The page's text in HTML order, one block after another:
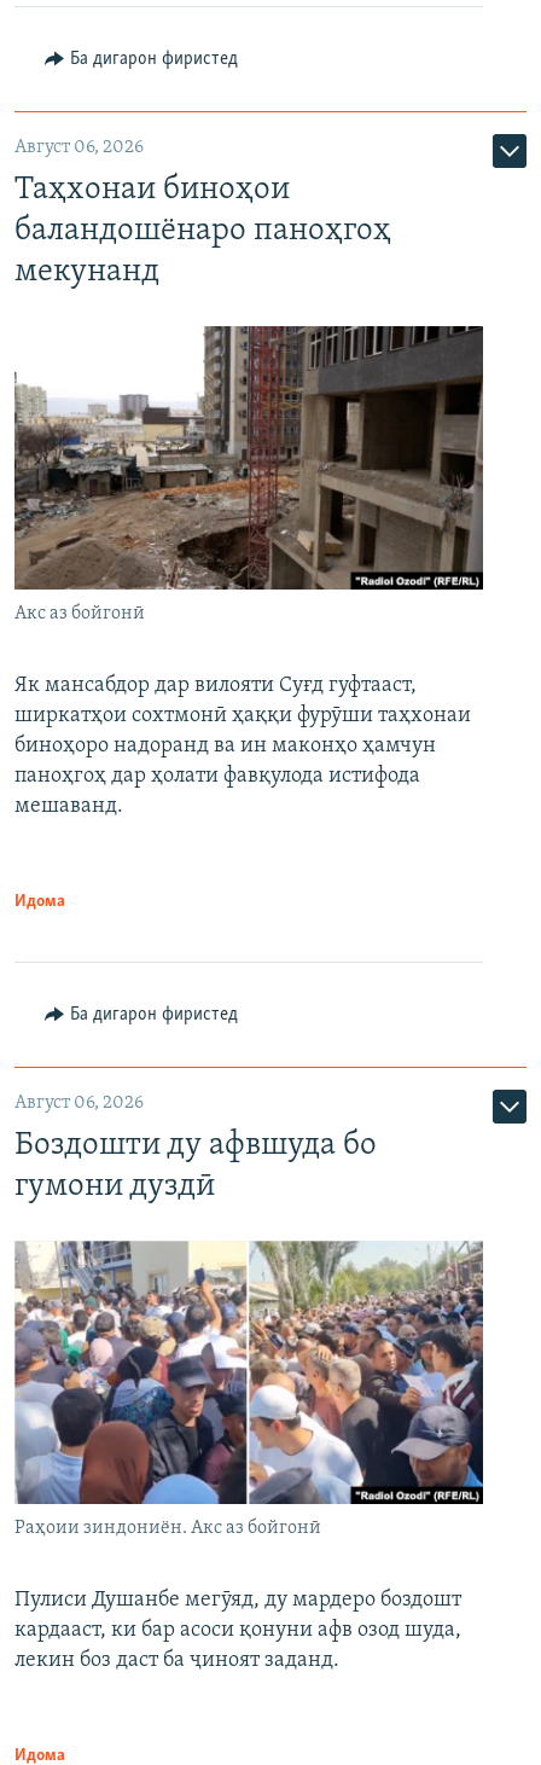
Ба дигарон фиристед
Август 06, 2026
Таҳхонаи биноҳои
баландошёнаро паноҳгоҳ
мекунанд
Акс аз бойгонӣ
Як мансабдор дар вилояти Суғд гуфтааст,
ширкатҳои сохтмонӣ ҳаққи фурӯши таҳхонаи
биноҳоро надоранд ва ин маконҳо ҳамчун
паноҳгоҳ дар ҳолати фавқулода истифода
мешаванд.
Идома
Ба дигарон фиристед
Август 06, 2026
Боздошти ду афвшуда бо
гумони дуздӣ
Раҳоии зиндониён. Акс аз бойгонӣ
Пулиси Душанбе мегӯяд, ду мардеро боздошт
кардааст, ки бар асоси қонуни афв озод шуда,
лекин боз даст ба ҷиноят заданд.
Идома